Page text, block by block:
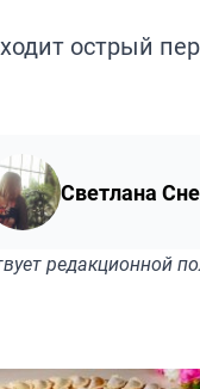
острый
Светлана
редакционной